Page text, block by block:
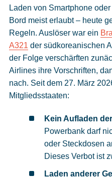
Laden von Smartphone
Bord meist erlaubt – heute
Regeln. Auslöser war ein
A321 der südkoreanischen
der Folge verschärften
Airlines ihre Vorschriften,
nach. Seit dem 27. März
Mitgliedsstaaten:
Kein Aufladen
Powerbank darf
oder Steckdosen
Dieses Verbot ist
Laden anderer